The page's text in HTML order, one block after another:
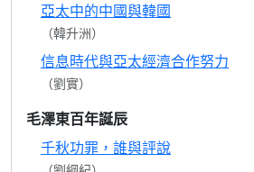
亞太中的中國與韓國
（韓升洲）
信息時代與亞太經濟合作努力
（劉實）
毛澤東百年誕辰
千秋功罪，誰與評說